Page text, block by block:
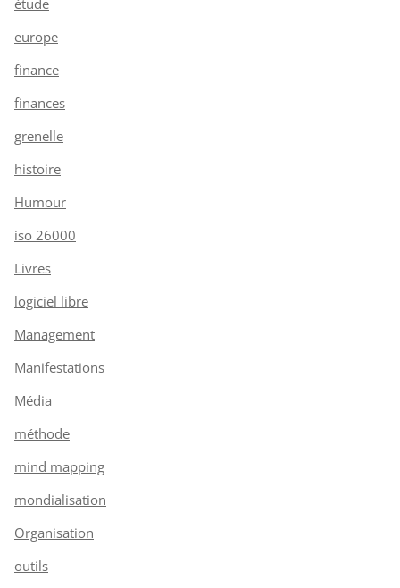
europe
finance
finances
grenelle
histoire
Humour
iso 26000
Livres
logiciel libre
Management
Manifestations
Média
méthode
mind mapping
mondialisation
Organisation
outils